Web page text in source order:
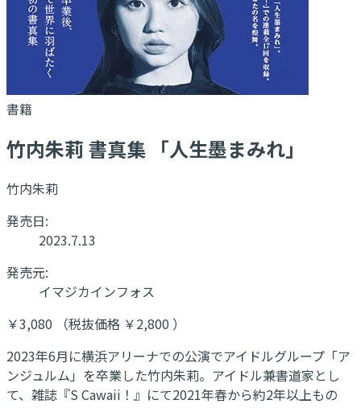
書籍
竹内朱莉 書真集 「人生墨まみれ」
竹内朱莉
発売日:
2023.7.13
発売元:
イマジカインフォス
￥3,080 （税抜価格 ￥2,800 ）
2023年6月に横浜アリーナでの公演でアイドルグループ「ア
ンジュルム」を卒業した竹内朱莉。アイドル兼書道家とし
て、雑誌『S Cawaii！』にて2021年春から約2年以上もの